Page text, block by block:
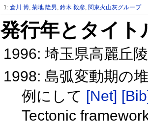
1:倉川 博,菊地 隆男,鈴木 毅彦, 関東火山灰グループ
発行年とタイ
1996: 埼玉県高麗丘
1998: 島弧変動期の
例にして [Net]
Tectonic